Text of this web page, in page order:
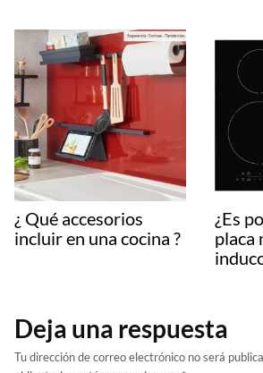
¿ Qué accesorios
incluir en una cocina ?
¿Es
placa
Deja una respuesta
Tu dirección de correo electrónico no será